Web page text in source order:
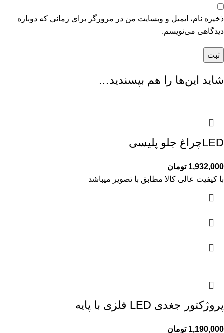
ذخیره نام، ایمیل و وبسایت من در مرورگر برای زمانی که دوباره
دیدگاهی می‌نویسم.
شاید این‌ها را هم بپسندید…
LEDچراغ جلو پلیسی
1,932,000 تومان
با کیفیت عالی کالا مطابق با تصویر میباشد
پروژکتور جغدی LED فلزی با پایه
1,190,000 تومان